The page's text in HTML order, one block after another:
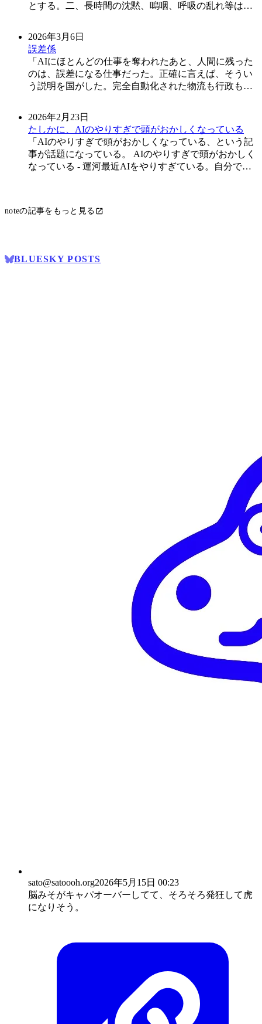
とする。二、長時間の沈黙、嗚咽、呼吸の乱れ等は感
者に対し、将来の再会を前提とする説明を行ってはな
らない。火星の一日は、地球より三十九分長い。人類
はそれをソルと呼び、私はそれを、灯に会えない時間
の増殖と呼んでいた。続きをみる
2026年3月6日
誤差係
AIにほとんどの仕事を奪われたあと、人間に残った
のは、誤差になる仕事だった。正確に言えば、そうい
う説明を国がした。完全自動化された物流も行政も医
こともあれば、老人が同じ質問を七回くり返すことも
ある。子どもが靴を片方なくして泣き、住所のない建
物に住所のある荷物が届くこともある。そういう、役
に立たない揺らぎをAIに覚えさせるために、人間が必
要だという話だった。続きをみる
2026年2月23日
たしかに、AIのやりすぎで頭がおかしくなっている
AIのやりすぎで頭がおかしくなっている、という記
事が話題になっている。 AIのやりすぎで頭がおかしく
なっている - 運河最近AIをやりすぎている。自分でも
noteの記事をもっと見る
BLUESKY POSTS
sato@satoooh.org2026年5月15日 00:23
脳みそがキャパオーバーしてて、そろそろ発狂して虎
になりそう。